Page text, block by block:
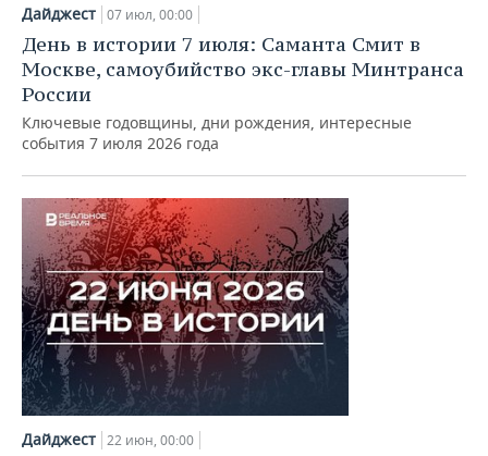
НЕФТЕХИМИЯ
НЕФТЬ
ОПК
РОЗНИЧНАЯ ТОРГОВЛЯ
ТРАНСПОРТ
УСЛУГИ
НОВОСТИ ТЕХНОЛОГИЙ
IT
МЕДИА
МЕРОПРИЯТИЯ
НОВОСТИ МЕРОПРИЯТИЙ
ВЫЕЗДНАЯ РЕДАКЦИЯ
ONLINE-КОНФЕРЕНЦИИ
ОТКРЫТАЯ ЛЕКЦИЯ
СПОРТ
НОВОСТИ СПОРТА
ХОККЕЙ
БАСКЕТБОЛ
ВОЛЕЙБОЛ
КИБЕРСПОРТ
ФИГУРНОЕ КАТАНИЕ
ОБЩЕСТВО
ВЛАСТЬ
ИНФРАСТРУКТУРА
ИСТОРИЯ
КУЛЬТУРА
МЕДИЦИНА
СЮЖЕТЫ
СПРАВОЧНИК
СПИСОК ПЕРСОН
СПИСОК КОМПАНИЙ
ПОЛНАЯ ВЕРСИЯ
Дайджест 07 июл, 00:00
День в истории 7 июля: Саманта Смит в
Москве, самоубийство экс-главы Минтранса
России
Ключевые годовщины, дни рождения, интересные
события 7 июля 2026 года
Дайджест 22 июн, 00:00